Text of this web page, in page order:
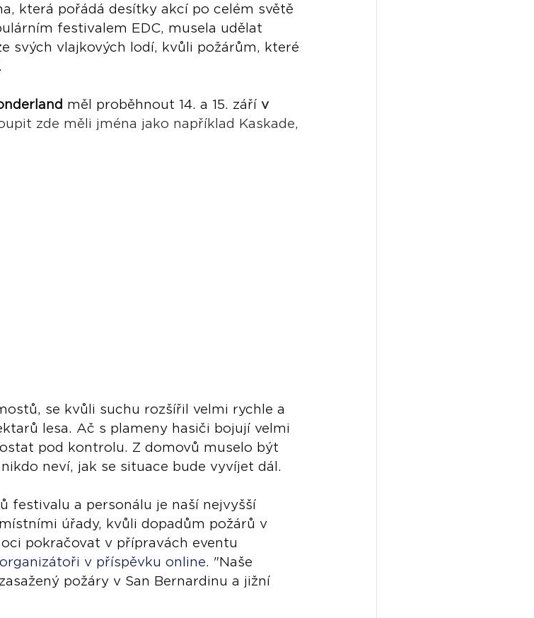
která pořádá desítky akcí po celém světě
festivalem EDC, musela udělat
svých vlajkových lodí, kvůli požárům, které
měl proběhnout 14. a 15. září v
zde měli jména jako například Kaskade,
se kvůli suchu rozšířil velmi rychle a
lesa. Ač s plameny hasiči bojují velmi
pod kontrolu. Z domovů muselo být
neví, jak se situace bude vyvíjet dál.
festivalu a personálu je naší nejvyšší
úřady, kvůli dopadům požárů v
pokračovat v přípravách eventu
v příspěvku online. "Naše
požáry v San Bernardinu a jižní